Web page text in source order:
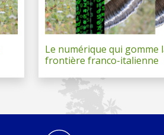
Le numérique qui gomme
frontière franco-italienne